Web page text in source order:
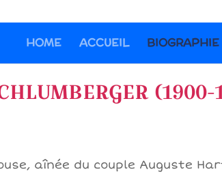
HOME ACCUEIL BIOGRAPHIE
aînée du couple Auguste